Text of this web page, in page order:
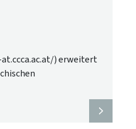
) erweitert